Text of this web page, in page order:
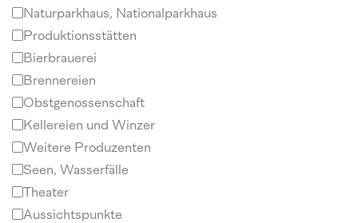
Naturparkhaus, Nationalparkhaus
Produktionsstätten
Bierbrauerei
Brennereien
Obstgenossenschaft
Kellereien und Winzer
Weitere Produzenten
Seen, Wasserfälle
Theater
Aussichtspunkte